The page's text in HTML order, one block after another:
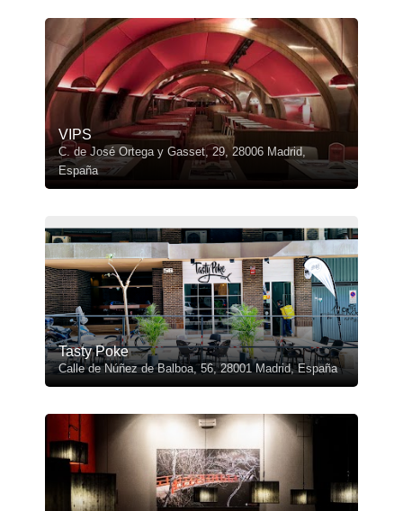
VIPS
C. de José Ortega y Gasset, 29, 28006 Madrid,
España
Tasty Poke
Calle de Núñez de Balboa, 56, 28001 Madrid, España